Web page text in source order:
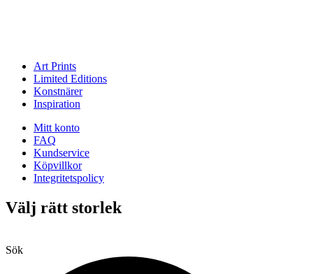
Art Prints
Limited Editions
Konstnärer
Inspiration
Mitt konto
FAQ
Kundservice
Köpvillkor
Integritetspolicy
Välj rätt storlek
Sök